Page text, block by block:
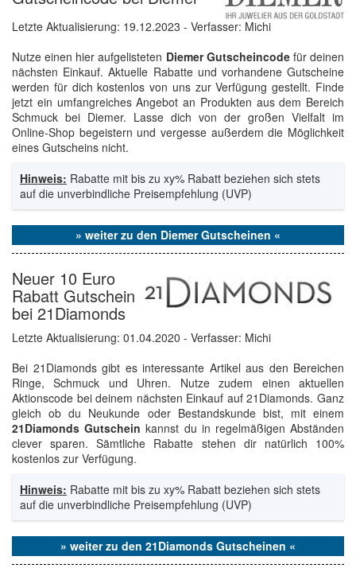
Letzte Aktualisierung: 19.12.2023 - Verfasser: Michi
Nutze einen hier aufgelisteten Diemer Gutscheincodefür deinen
nächsten Einkauf. Aktuelle Rabatte und vorhandene Gutscheine
werden für dich kostenlos von uns zur Verfügung gestellt. Finde
jetzt ein umfangreiches Angebot an Produkten aus dem Bereich
Schmuck bei Diemer. Lasse dich von der großen Vielfalt im
Online-Shop begeistern und vergesse außerdem die Möglichkeit
eines Gutscheins nicht.
Hinweis: Rabatte mit bis zu xy% Rabatt beziehen sich stets
auf die unverbindliche Preisempfehlung (UVP)
» weiter zu den Diemer Gutscheinen «
Neuer 10 Euro
Rabatt Gutschein
bei 21Diamonds
Letzte Aktualisierung: 01.04.2020 - Verfasser: Michi
Bei 21Diamonds gibt es interessante Artikel aus den Bereichen
Ringe, Schmuck und Uhren. Nutze zudem einen aktuellen
Aktionscode bei deinem nächsten Einkauf auf 21Diamonds. Ganz
gleich ob du Neukunde oder Bestandskunde bist, mit einem
21Diamonds Gutschein kannst du in regelmäßigen Abständen
clever sparen. Sämtliche Rabatte stehen dir natürlich 100%
kostenlos zur Verfügung.
Hinweis: Rabatte mit bis zu xy% Rabatt beziehen sich stets
auf die unverbindliche Preisempfehlung (UVP)
» weiter zu den 21Diamonds Gutscheinen «